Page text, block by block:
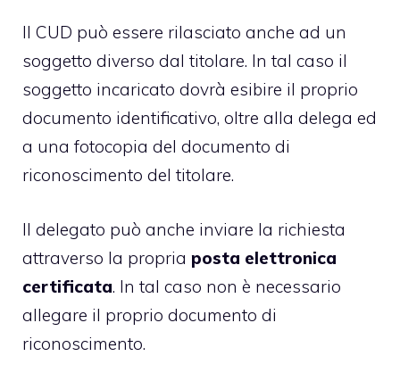
Il CUD può essere rilasciato anche ad un
soggetto diverso dal titolare. In tal caso il
soggetto incaricato dovrà esibire il proprio
documento identificativo, oltre alla delega ed
a una fotocopia del documento di
riconoscimento del titolare.
Il delegato può anche inviare la richiesta
attraverso la propria posta elettronica
certificata. In tal caso non è necessario
allegare il proprio documento di
riconoscimento.